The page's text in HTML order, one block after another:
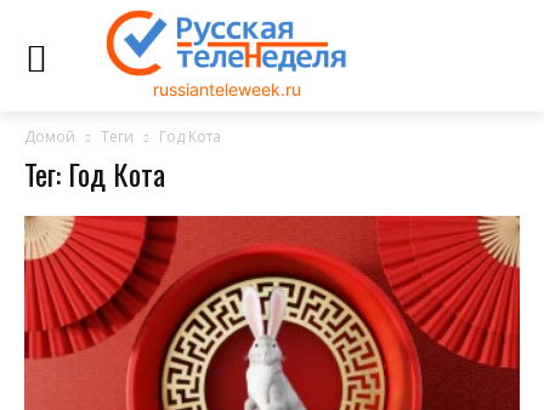
russianteleweek.ru
Домой Теги Год Кота
Тег: Год Кота